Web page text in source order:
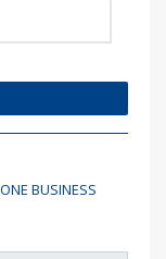
BUSINESS